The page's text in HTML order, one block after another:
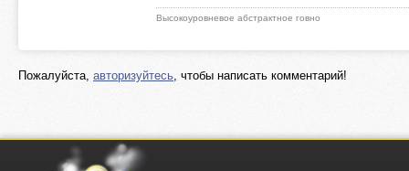
Высокоуровневое абстрактное говно
Пожалуйста, авторизуйтесь, чтобы написать комментарий!